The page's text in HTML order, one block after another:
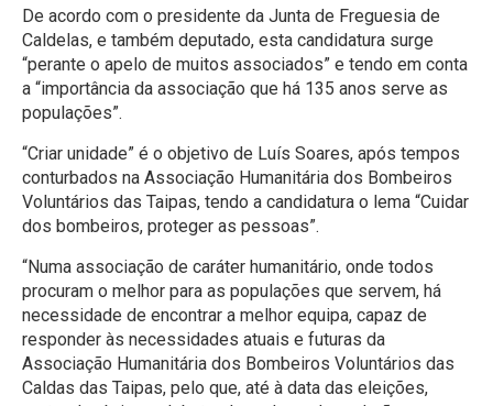
De acordo com o presidente da Junta de Freguesia de
Caldelas, e também deputado, esta candidatura surge
“perante o apelo de muitos associados” e tendo em conta
a “importância da associação que há 135 anos serve as
populações”.
“Criar unidade” é o objetivo de Luís Soares, após tempos
conturbados na Associação Humanitária dos Bombeiros
Voluntários das Taipas, tendo a candidatura o lema “Cuidar
dos bombeiros, proteger as pessoas”.
“Numa associação de caráter humanitário, onde todos
procuram o melhor para as populações que servem, há
necessidade de encontrar a melhor equipa, capaz de
responder às necessidades atuais e futuras da
Associação Humanitária dos Bombeiros Voluntários das
Caldas das Taipas, pelo que, até à data das eleições,